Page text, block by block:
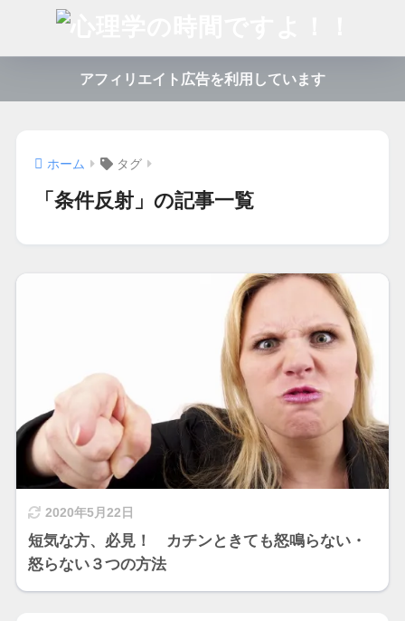
アフィリエイト広告を利用しています
ホーム タグ
「条件反射」の記事一覧
2020年5月22日
短気な方、必見！ カチンときても怒鳴らない・
怒らない３つの方法